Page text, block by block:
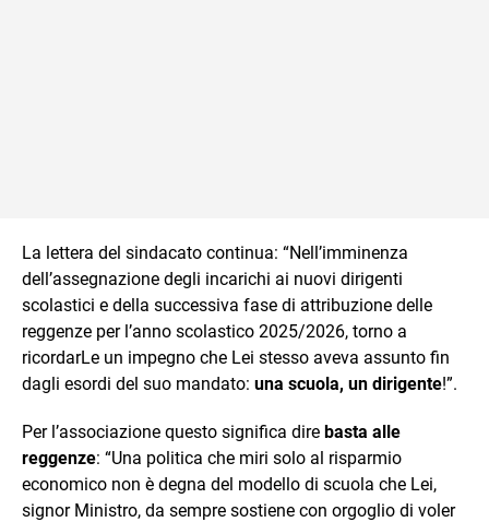
La lettera del sindacato continua: “Nell’imminenza
dell’assegnazione degli incarichi ai nuovi dirigenti
scolastici e della successiva fase di attribuzione delle
reggenze per l’anno scolastico 2025/2026, torno a
ricordarLe un impegno che Lei stesso aveva assunto fin
dagli esordi del suo mandato: una scuola, un dirigente!”.
Per l’associazione questo significa dire basta alle
reggenze: “Una politica che miri solo al risparmio
economico non è degna del modello di scuola che Lei,
signor Ministro, da sempre sostiene con orgoglio di voler